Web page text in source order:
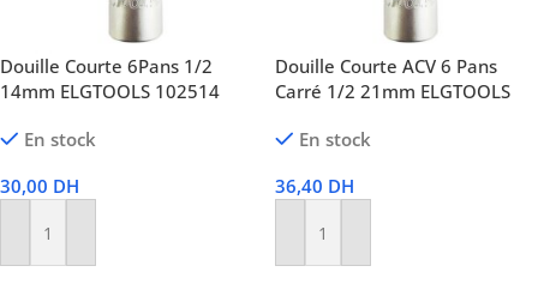
Douille Courte 6Pans 1/2
14mm ELGTOOLS 102514
En stock
30,00 DH
Ajouter Au Panier
Douille Courte ACV 6 Pans
Carré 1/2 21mm ELGTOOLS
En stock
36,40 DH
Ajouter Au Panier